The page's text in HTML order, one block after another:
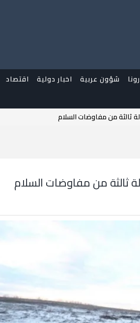
شؤون عربية اخبار دولية اقتصاد
ثالثة من مفاوضات السلام
ثالثة من مفاوضات السلام